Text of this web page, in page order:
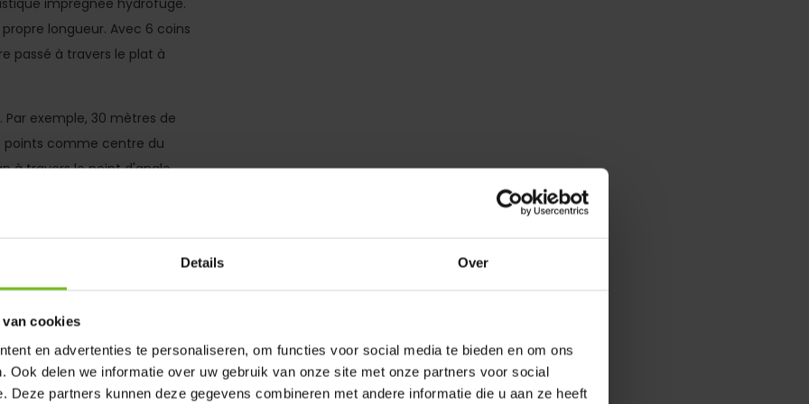
Details Over
cookies
en advertenties te personaliseren, om functies voor social media te bieden en om ons
Ook delen we informatie over uw gebruik van onze site met onze partners voor social
Deze partners kunnen deze gegevens combineren met andere informatie die u aan ze heeft
imprégnée hydrofuge.
longueur. Avec 6 coins
passé à travers le plat à
exemple, 30 mètres de
points comme centre du
à travers le point d'angle
bâtonnets de 25 mm de
les sommets.